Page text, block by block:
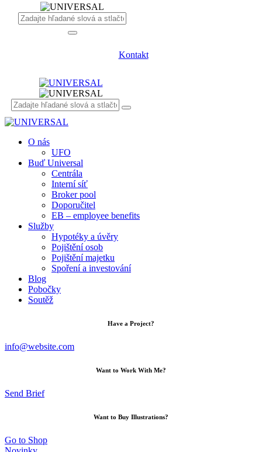
Kontakt
O nás
UFO
Buď Universal
Centrála
Interní síť
Broker pool
Doporučitel
EB – employee benefits
Služby
Hypotéky a úvěry
Pojištění osob
Pojištění majetku
Spoření a investování
Blog
Pobočky
Soutěž
Have a Project?
info@website.com
Want to Work With Me?
Send Brief
Want to Buy Illustrations?
Go to Shop